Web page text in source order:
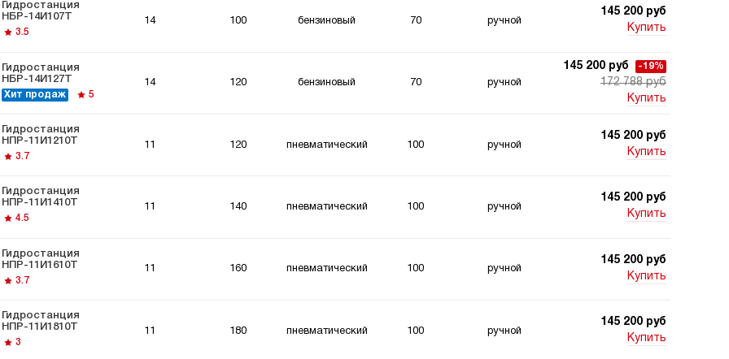
Гидростанция
НБР-14И107Т
3.5
145 200 руб
Купить
14 100 бензиновый 70 ручной
Гидростанция
НБР-14И127Т
Хит продаж
5
145 200 руб -19%
172 788 руб
Купить
14 120 бензиновый 70 ручной
Гидростанция
НПР-11И1210Т
3.7
145 200 руб
Купить
11 120 пневматический 100 ручной
Гидростанция
НПР-11И1410Т
4.5
145 200 руб
Купить
11 140 пневматический 100 ручной
Гидростанция
НПР-11И1610Т
3.7
145 200 руб
Купить
160 пневматический 100 ручной
Гидростанция
НПР-11И1810Т
3
145 200 руб
Купить
11 180 пневматический 100 ручной